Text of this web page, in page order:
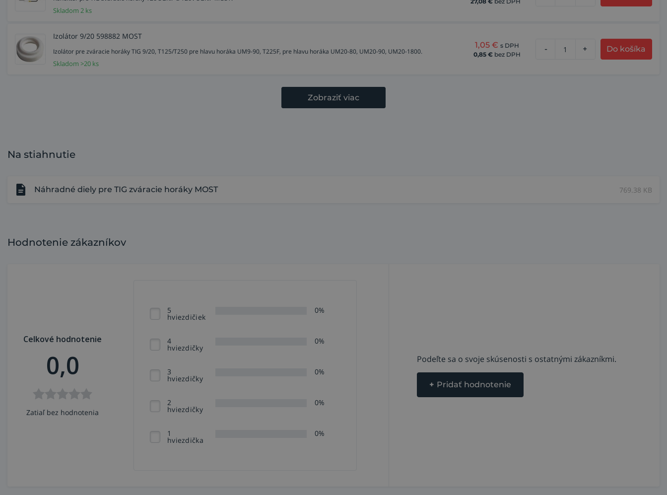
Skladom 2 ks
Izolátor 9/20 598882 MOST
Izolátor pre zváracie horáky TIG 9/20, T125/T250 pre hlavu horáka UM9-90, T225F, pre hlavu horáka UM20-80, UM20-90, UM20-1800.
Skladom >20 ks
1,05 € s DPH
0,85 € bez DPH
- + Do košíka
Zobraziť viac
Na stiahnutie
Náhradné diely pre TIG zváracie horáky MOST 769.38 KB
Hodnotenie zákazníkov
Celkové hodnotenie
0,0
Zatiaľ bez hodnotenia
5
hviezdičiek
0%
4
hviezdičky
0%
3
hviezdičky
0%
2
hviezdičky
0%
1
hviezdička
0%
Podeľte sa o svoje skúsenosti s ostatnými zákazníkmi.
+ Pridať hodnotenie